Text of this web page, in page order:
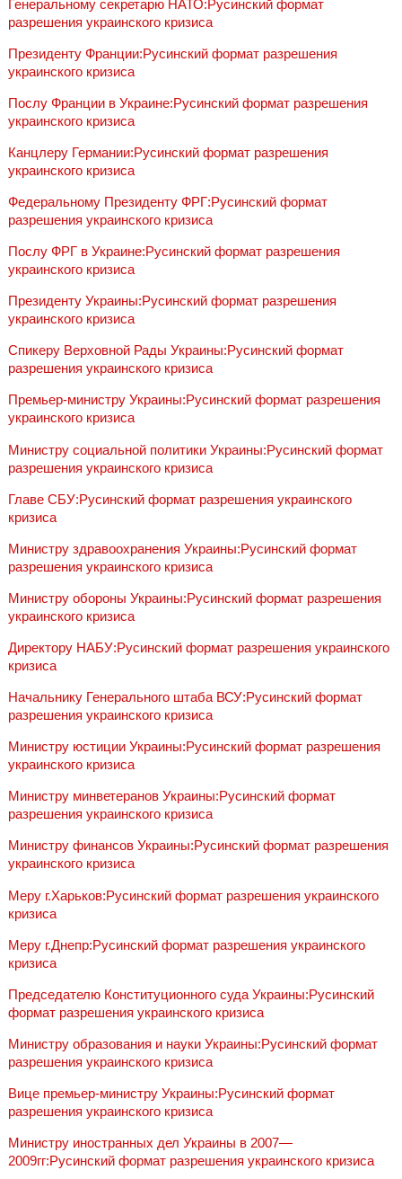
Генеральному секретарю НАТО:Русинский формат
разрешения украинского кризиса
Президенту Франции:Русинский формат разрешения
украинского кризиса
Послу Франции в Украине:Русинский формат разрешения
украинского кризиса
Канцлеру Германии:Русинский формат разрешения
украинского кризиса
Федеральному Президенту ФРГ:Русинский формат
разрешения украинского кризиса
Послу ФРГ в Украине:Русинский формат разрешения
украинского кризиса
Президенту Украины:Русинский формат разрешения
украинского кризиса
Спикеру Верховной Рады Украины:Русинский формат
разрешения украинского кризиса
Премьер-министру Украины:Русинский формат разрешения
украинского кризиса
Министру социальной политики Украины:Русинский формат
разрешения украинского кризиса
Главе СБУ:Русинский формат разрешения украинского
кризиса
Министру здравоохранения Украины:Русинский формат
разрешения украинского кризиса
Министру обороны Украины:Русинский формат разрешения
украинского кризиса
Директору НАБУ:Русинский формат разрешения украинского
кризиса
Начальнику Генерального штаба ВСУ:Русинский формат
разрешения украинского кризиса
Министру юстиции Украины:Русинский формат разрешения
украинского кризиса
Министру минветеранов Украины:Русинский формат
разрешения украинского кризиса
Министру финансов Украины:Русинский формат разрешения
украинского кризиса
Меру г.Харьков:Русинский формат разрешения украинского
кризиса
Меру г.Днепр:Русинский формат разрешения украинского
кризиса
Председателю Конституционного суда Украины:Русинский
формат разрешения украинского кризиса
Министру образования и науки Украины:Русинский формат
разрешения украинского кризиса
Вице премьер-министру Украины:Русинский формат
разрешения украинского кризиса
Министру иностранных дел Украины в 2007—
2009гг:Русинский формат разрешения украинского кризиса